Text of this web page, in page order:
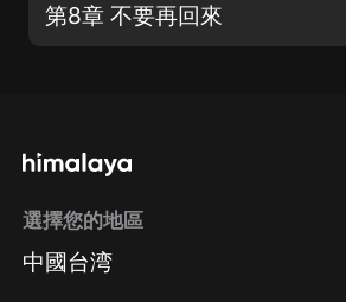
第8章 不要再回來
選擇您的地區
中國台湾